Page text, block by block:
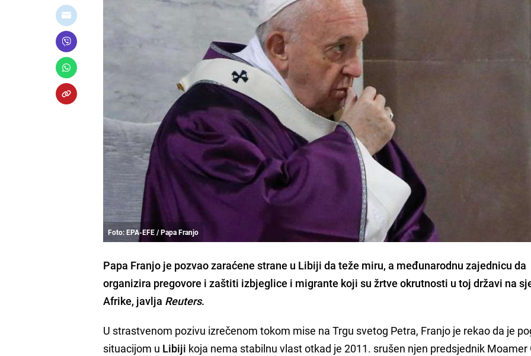
Foto: EPA-EFE / Papa Franjo
Papa Franjo je pozvao zaraćene strane u Libiji da teže miru, a međunarodnu zajednicu da
organizira pregovore i zaštiti izbjeglice i migrante koji su žrtve okrutnosti u toj državi na
Afrike, javlja Reuters.
U strastvenom pozivu izrečenom tokom mise na Trgu svetog Petra, Franjo je rekao da je
situacijom u Libiji koja nema stabilnu vlast otkad je 2011. srušen njen predsjednik Moamer